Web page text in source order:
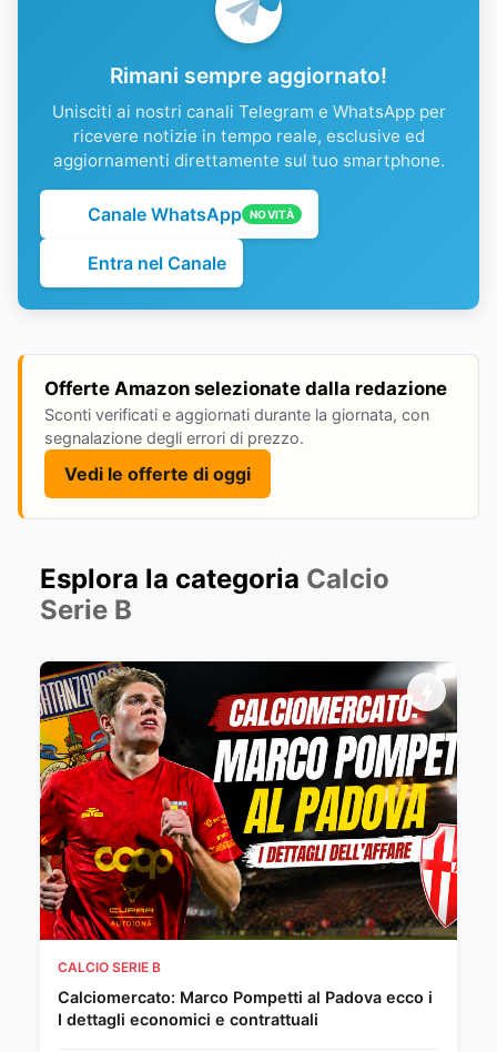
Rimani sempre aggiornato!
Unisciti ai nostri canali Telegram e WhatsApp per
ricevere notizie in tempo reale, esclusive ed
aggiornamenti direttamente sul tuo smartphone.
Canale WhatsApp NOVITÀ
Entra nel Canale
Offerte Amazon selezionate dalla redazione
Sconti verificati e aggiornati durante la giornata, con
segnalazione degli errori di prezzo.
Vedi le offerte di oggi
Esplora la categoria Calcio
Serie B
CALCIO SERIE B
Calciomercato: Marco Pompetti al Padova ecco i
I dettagli economici e contrattuali